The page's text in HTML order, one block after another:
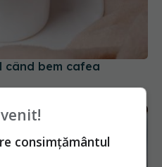
când bem cafea
consimțământul